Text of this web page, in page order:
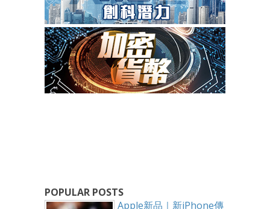
POPULAR POSTS
Apple新品｜新iPhone傳